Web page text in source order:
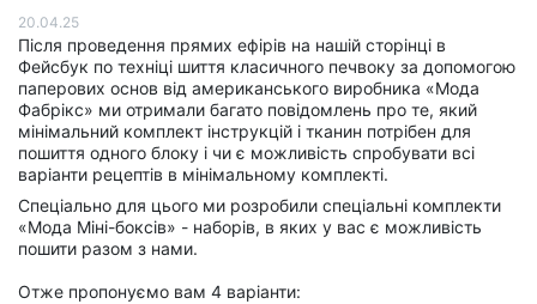
20.04.25
Після проведення прямих ефірів на нашій сторінці в
Фейсбук по техніці шиття класичного печвоку за допомогою
паперових основ від американського виробника «Мода
Фабрікс» ми отримали багато повідомлень про те, який
мінімальний комплект інструкцій і тканин потрібен для
пошиття одного блоку і чи є можливість спробувати всі
варіанти рецептів в мінімальному комплекті.
Спеціально для цього ми розробили спеціальні комплекти
«Мода Міні-боксів» - наборів, в яких у вас є можливість
пошити разом з нами.
Отже пропонуємо вам 4 варіанти: